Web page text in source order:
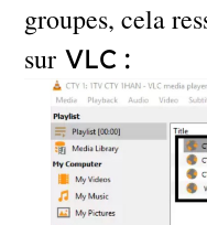
groupes, cela
surVLC :